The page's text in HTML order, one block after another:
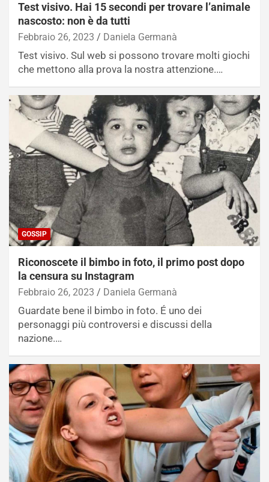
Test visivo. Hai 15 secondi per trovare l’animale
nascosto: non è da tutti
Febbraio 26, 2023 Daniela Germanà
Test visivo. Sul web si possono trovare molti giochi
che mettono alla prova la nostra attenzione.…
GOSSIP
Riconoscete il bimbo in foto, il primo post dopo
la censura su Instagram
Febbraio 26, 2023 Daniela Germanà
Guardate bene il bimbo in foto. É uno dei
personaggi più controversi e discussi della
nazione.…